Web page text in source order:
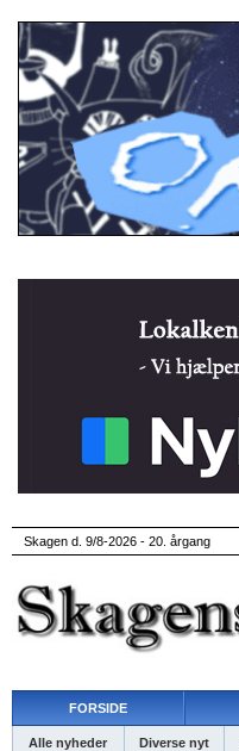
Skagen d. 9/8-2026 - 20. årgang
FORSIDE
Alle nyheder Diverse nyt